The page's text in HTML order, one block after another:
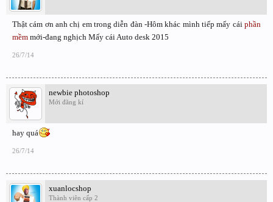
Thật cám ơn anh chị em trong diễn đàn -Hôm khác mình tiếp mấy cái phần
mềm mới-đang nghịch Mấy cái Auto desk 2015
26/7/14
newbie photoshop
Mới đăng kí
hay quá
26/7/14
xuanlocshop
Thành viên cấp 2